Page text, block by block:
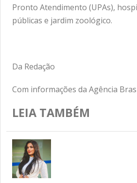
Pronto Atendimento (UPAs),
públicas e jardim zoológico.
Da Redação
Com informações da Agência
LEIA TAMBÉM